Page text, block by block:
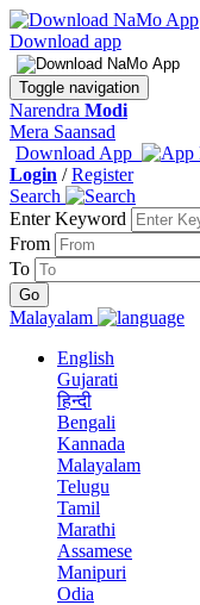
Download app
Toggle navigation
Narendra Modi
Mera Saansad
Download App
Login /Register
Search
Enter Keyword
From
To
Malayalam
English
Gujarati
हिन्दी
Bengali
Kannada
Malayalam
Telugu
Tamil
Marathi
Assamese
Manipuri
Odia